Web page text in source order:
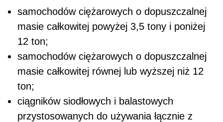
samochodów ciężarowych o dopuszczalnej
masie całkowitej powyżej 3,5 tony i poniżej
12 ton;
samochodów ciężarowych o dopuszczalnej
masie całkowitej równej lub wyższej niż 12
ton;
ciągników siodłowych i balastowych
przystosowanych do używania łącznie z